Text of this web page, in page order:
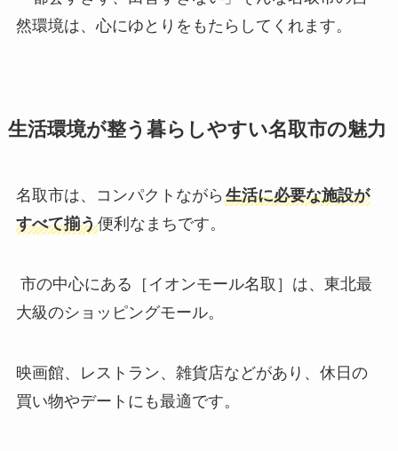
然環境は、心にゆとりをもたらしてくれます。
生活環境が整う暮らしやすい名取市の魅力
名取市は、コンパクトながら 生活に必要な施設が
すべて揃う便利なまちです。
市の中心にある［イオンモール名取］は、東北最
大級のショッピングモール。
映画館、レストラン、雑貨店などがあり、休日の
買い物やデートにも最適です。